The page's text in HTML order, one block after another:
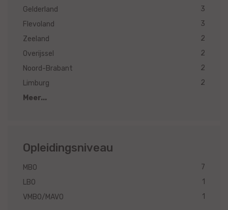
Gelderland
3
Flevoland
3
Zeeland
2
Overijssel
2
Noord-Brabant
2
Limburg
2
Meer...
Opleidingsniveau
MBO
7
LBO
1
VMBO/MAVO
1